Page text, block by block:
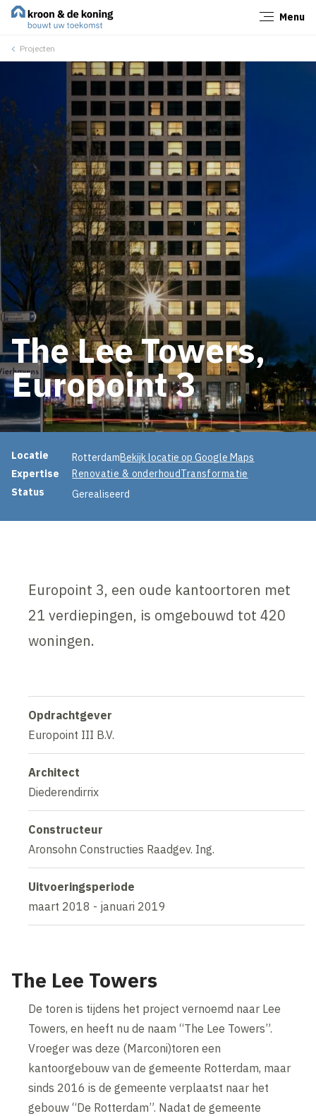
Menu
Projecten
The Lee Towers,
Europoint 3
Projectinformatie
Locatie RotterdamBekijk locatie op Google Maps
Expertise
Renovatie & onderhoudTransformatie
Status
Gerealiseerd
Europoint 3, een oude kantoortoren met
21 verdiepingen, is omgebouwd tot 420
woningen.
Opdrachtgever
Europoint III B.V.
Architect
Diederendirrix
Constructeur
Aronsohn Constructies Raadgev. Ing.
Uitvoeringsperiode
maart 2018 - januari 2019
The Lee Towers
De toren is tijdens het project vernoemd naar Lee
Towers, en heeft nu de naam “The Lee Towers”.
Vroeger was deze (Marconi)toren een
kantoorgebouw van de gemeente Rotterdam, maar
sinds 2016 is de gemeente verplaatst naar het
gebouw “De Rotterdam”. Nadat de gemeente
Sluiten